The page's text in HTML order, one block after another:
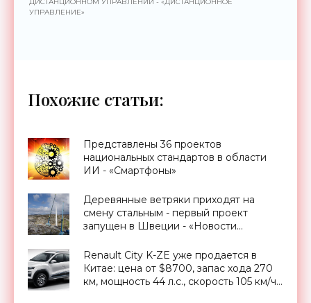
УПРАВЛЕНИЕ»
Похожие статьи:
Представлены 36 проектов
национальных стандартов в области
ИИ - «Смартфоны»
Деревянные ветряки приходят на
смену стальным - первый проект
запущен в Швеции - «Новости
Renault City K-ZE уже продается в
Китае: цена от $8700, запас хода 270
км, мощность 44 л.с., скорость 105 км/ч -